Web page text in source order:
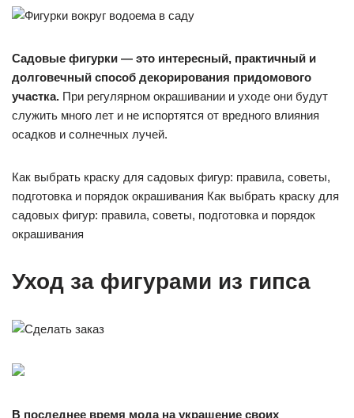
Садовые фигурки — это интересный, практичный и
долговечный способ декорирования придомового
участка. При регулярном окрашивании и уходе они будут
служить много лет и не испортятся от вредного влияния
осадков и солнечных лучей.
Как выбрать краску для садовых фигур: правила, советы,
подготовка и порядок окрашивания Как выбрать краску для
садовых фигур: правила, советы, подготовка и порядок
окрашивания
Уход за фигурами из гипса
В последнее время мода на украшение своих